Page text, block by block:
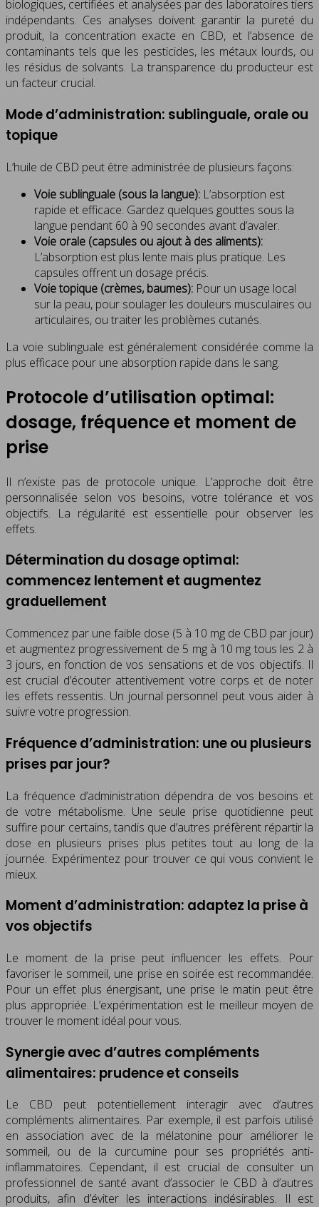
biologiques, certifiées et analysées par des laboratoires tiers
indépendants. Ces analyses doivent garantir la pureté du
produit, la concentration exacte en CBD, et l’absence de
contaminants tels que les pesticides, les métaux lourds, ou
les résidus de solvants. La transparence du producteur est
un facteur crucial.
Mode d’administration: sublinguale, orale ou
topique
L’huile de CBD peut être administrée de plusieurs façons:
Voie sublinguale (sous la langue): L’absorption est
rapide et efficace. Gardez quelques gouttes sous la
langue pendant 60 à 90 secondes avant d’avaler.
Voie orale (capsules ou ajout à des aliments):
L’absorption est plus lente mais plus pratique. Les
capsules offrent un dosage précis.
Voie topique (crèmes, baumes): Pour un usage local
sur la peau, pour soulager les douleurs musculaires ou
articulaires, ou traiter les problèmes cutanés.
La voie sublinguale est généralement considérée comme la
plus efficace pour une absorption rapide dans le sang.
Protocole d’utilisation optimal:
dosage, fréquence et moment de
prise
Il n’existe pas de protocole unique. L’approche doit être
personnalisée selon vos besoins, votre tolérance et vos
objectifs. La régularité est essentielle pour observer les
effets.
Détermination du dosage optimal:
commencez lentement et augmentez
graduellement
Commencez par une faible dose (5 à 10 mg de CBD par jour)
et augmentez progressivement de 5 mg à 10 mg tous les 2 à
3 jours, en fonction de vos sensations et de vos objectifs. Il
est crucial d’écouter attentivement votre corps et de noter
les effets ressentis. Un journal personnel peut vous aider à
suivre votre progression.
Fréquence d’administration: une ou plusieurs
prises par jour?
La fréquence d’administration dépendra de vos besoins et
de votre métabolisme. Une seule prise quotidienne peut
suffire pour certains, tandis que d’autres préfèrent répartir la
dose en plusieurs prises plus petites tout au long de la
journée. Expérimentez pour trouver ce qui vous convient le
mieux.
Moment d’administration: adaptez la prise à
vos objectifs
Le moment de la prise peut influencer les effets. Pour
favoriser le sommeil, une prise en soirée est recommandée.
Pour un effet plus énergisant, une prise le matin peut être
plus appropriée. L’expérimentation est le meilleur moyen de
trouver le moment idéal pour vous.
Synergie avec d’autres compléments
alimentaires: prudence et conseils
Le CBD peut potentiellement interagir avec d’autres
compléments alimentaires. Par exemple, il est parfois utilisé
en association avec de la mélatonine pour améliorer le
sommeil, ou de la curcumine pour ses propriétés anti-
inflammatoires. Cependant, il est crucial de consulter un
professionnel de santé avant d’associer le CBD à d’autres
produits, afin d’éviter les interactions indésirables. Il est